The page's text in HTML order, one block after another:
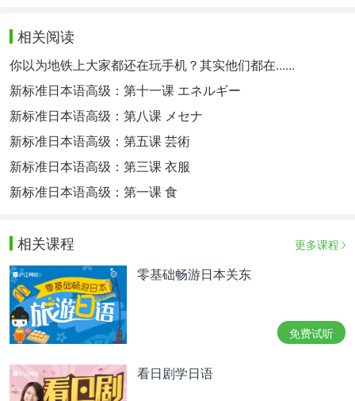
うにも見える。そして二人の左手の薬指には指輪が
光っていた──
在秘密交往修成正果之后，他们的新婚生活却颇为公
开。在文章开头的银座街头，长泽身穿深棕色上衣，
搭配蓝色牛仔裤，外面套着一件米棕大衣，搭配着黑
色包包和运动鞋，一身打扮很是简约。她身旁的丈夫
福永虽穿衬衫上衣，但也搭配了牛仔裤和长大衣，夫
妻二人看起来像穿着“情侣装”。而他们二人左手无名
指上，一双戒指非常闪耀——。
相关阅读
你以为地铁上大家都还在玩手机？其实他们都在......
新标准日本语高级：第十一课 エネルギー
新标准日本语高级：第八课 メセナ
新标准日本语高级：第五课 芸術
新标准日本语高级：第三课 衣服
新标准日本语高级：第一课 食
相关课程 更多课程
零基础畅游日本关东
免费试听
看日剧学日语